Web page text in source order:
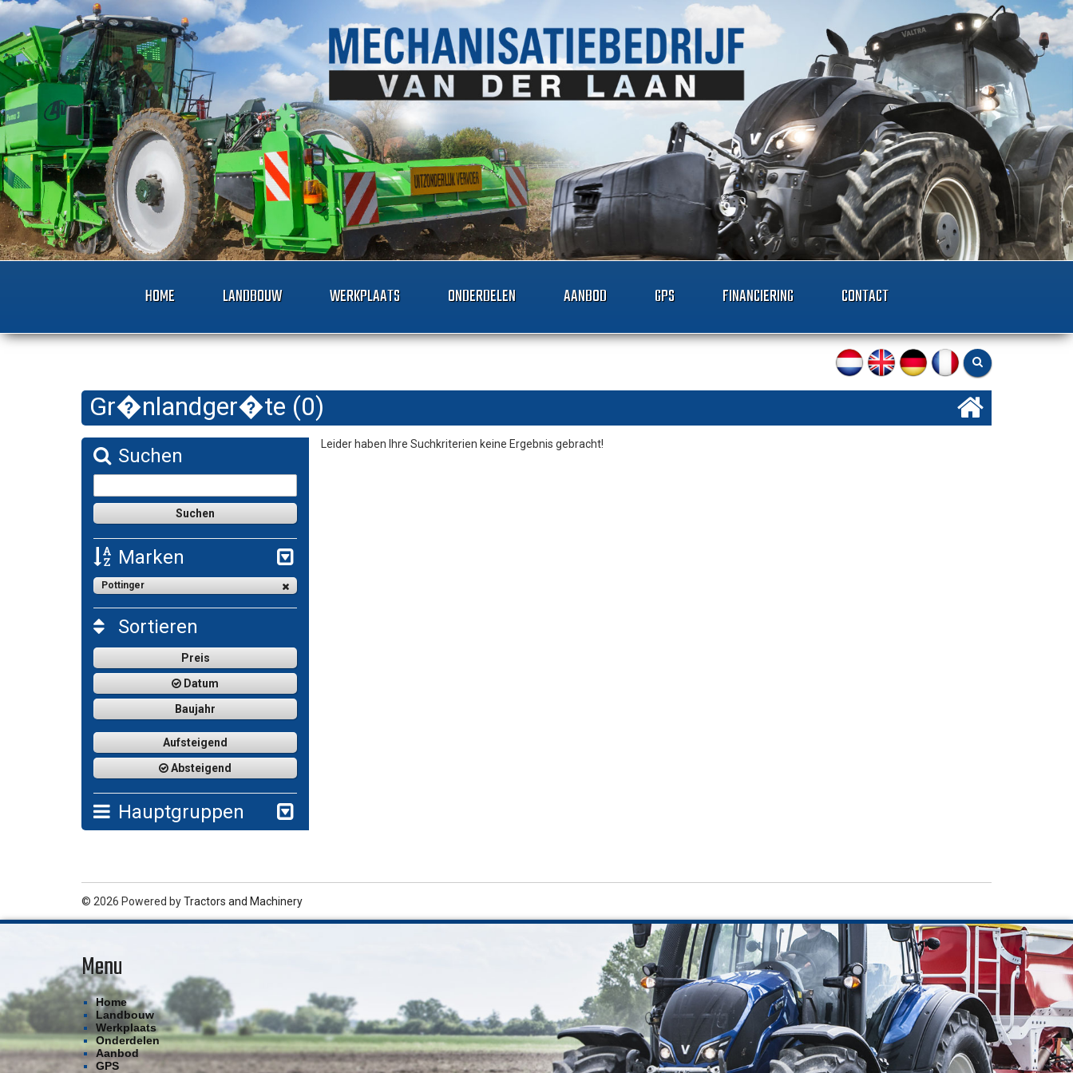
HOME LANDBOUW WERKPLAATS ONDERDELEN AANBOD GPS FINANCIERING CONTACT
Gr�nlandger�te (0)
Suchen
Marken
Pottinger
Sortieren
Preis
Datum
Baujahr
Aufsteigend
Absteigend
Hauptgruppen
Leider haben Ihre Suchkriterien keine Ergebnis gebracht!
© 2026 Powered byTractors and Machinery
Menu
Home
Landbouw
Werkplaats
Onderdelen
Aanbod
GPS